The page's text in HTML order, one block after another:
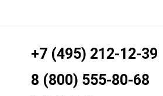
+7 (495) 212-12-39
8 (800) 555-80-68